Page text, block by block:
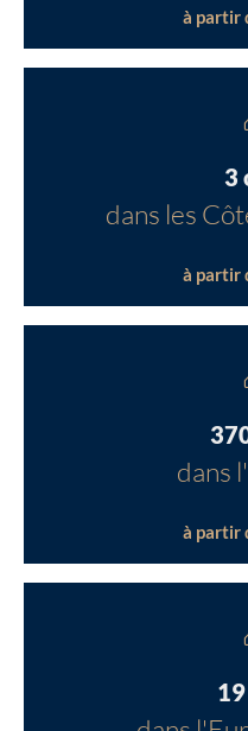
à partir
3
dans les
à partir
dans
à partir